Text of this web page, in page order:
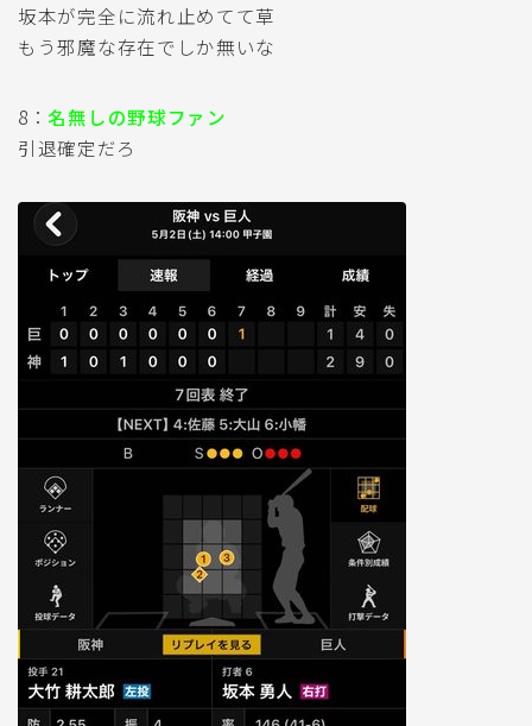
坂本が完全に流れ止めてて草
もう邪魔な存在でしか無いな
8： 名無しの野球ファン
引退確定だろ